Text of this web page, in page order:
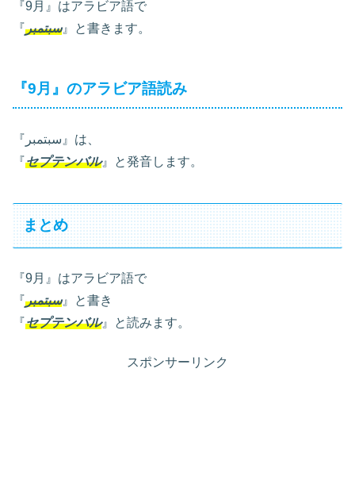
『9月』はアラビア語で
『سبتمبر』と書きます。
『9月』のアラビア語読み
『سبتمبر』は、
『セプテンバル』と発音します。
まとめ
『9月』はアラビア語で
『سبتمبر』と書き
『セプテンバル』と読みます。
スポンサーリンク